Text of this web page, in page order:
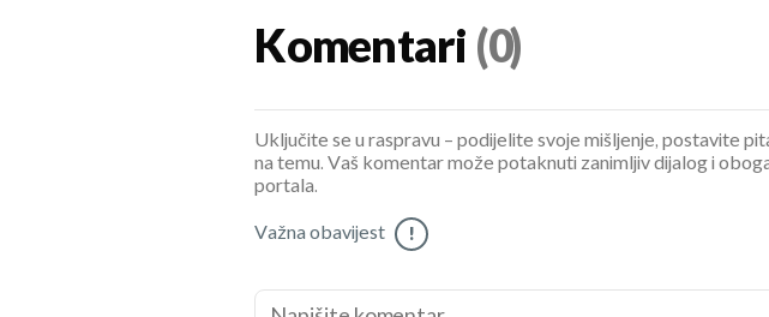
Komentari (0)
Uključite se u raspravu – podijelite svoje mišljenje, postavite
na temu. Vaš komentar može potaknuti zanimljiv dijalog i
portala.
Važna obavijest !